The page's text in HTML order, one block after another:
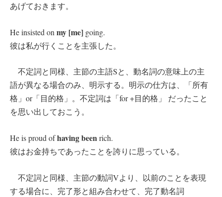
あげておきます。
He insisted on my [me] going.
彼は私が行くことを主張した。
不定詞と同様、主節の主語Sと、動名詞の意味上の主
語が異なる場合のみ、明示する。明示の仕方は、「所有
格」or「目的格」。不定詞は「for +目的格」 だったこと
を思い出しておこう。
He is proud ofhaving beenrich.
彼はお金持ちであったことを誇りに思っている。
不定詞と同様、主節の動詞Vより、以前のことを表現
する場合に、完了形と組み合わせて、完了動名詞